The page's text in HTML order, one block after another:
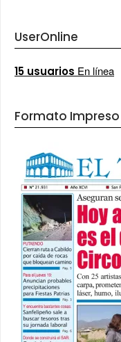
UserOnline
15 usuarios En línea
Formato Impreso